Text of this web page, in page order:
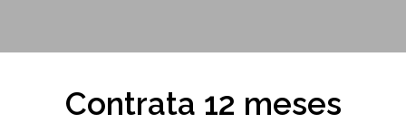
TARIFAS
CONTACTO
Contrata 12 meses